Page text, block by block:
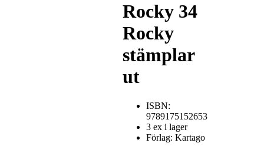
Rocky 34
Rocky
stämplar
ut
ISBN:
9789175152653
3 ex i lager
Förlag: Kartago